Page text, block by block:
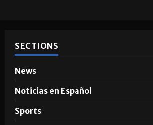
SECTIONS
News
Noticias en Español
Sports